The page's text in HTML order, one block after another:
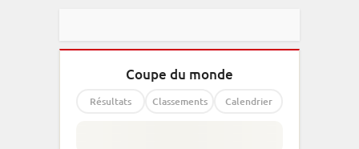
Coupe du monde
Résultats Classements Calendrier